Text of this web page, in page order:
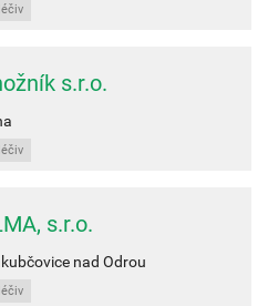
s.r.o.
s.r.o.
nad Odrou